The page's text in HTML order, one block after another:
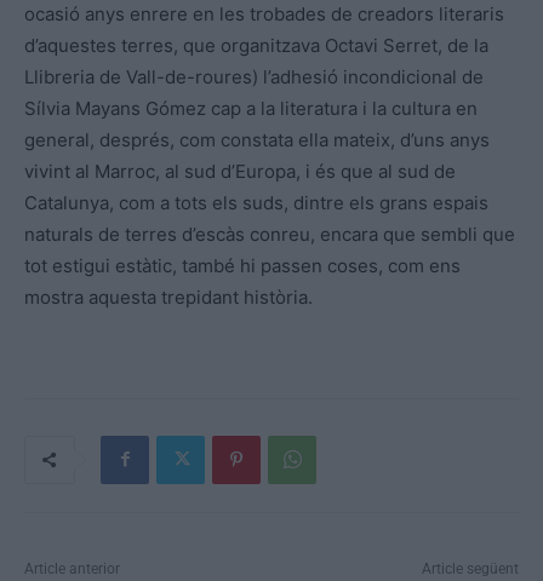
ocasió anys enrere en les trobades de creadors literaris
d’aquestes terres, que organitzava Octavi Serret, de la
Llibreria de Vall-de-roures) l’adhesió incondicional de
Sílvia Mayans Gómez cap a la literatura i la cultura en
general, després, com constata ella mateix, d’uns anys
vivint al Marroc, al sud d’Europa, i és que al sud de
Catalunya, com a tots els suds, dintre els grans espais
naturals de terres d’escàs conreu, encara que sembli que
tot estigui estàtic, també hi passen coses, com ens
mostra aquesta trepidant història.
Article anterior Article següent